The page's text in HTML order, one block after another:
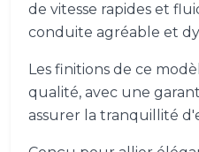
de vitesse rapides et
conduite agréable et
Les finitions de ce
qualité, avec une
assurer la tranquillité